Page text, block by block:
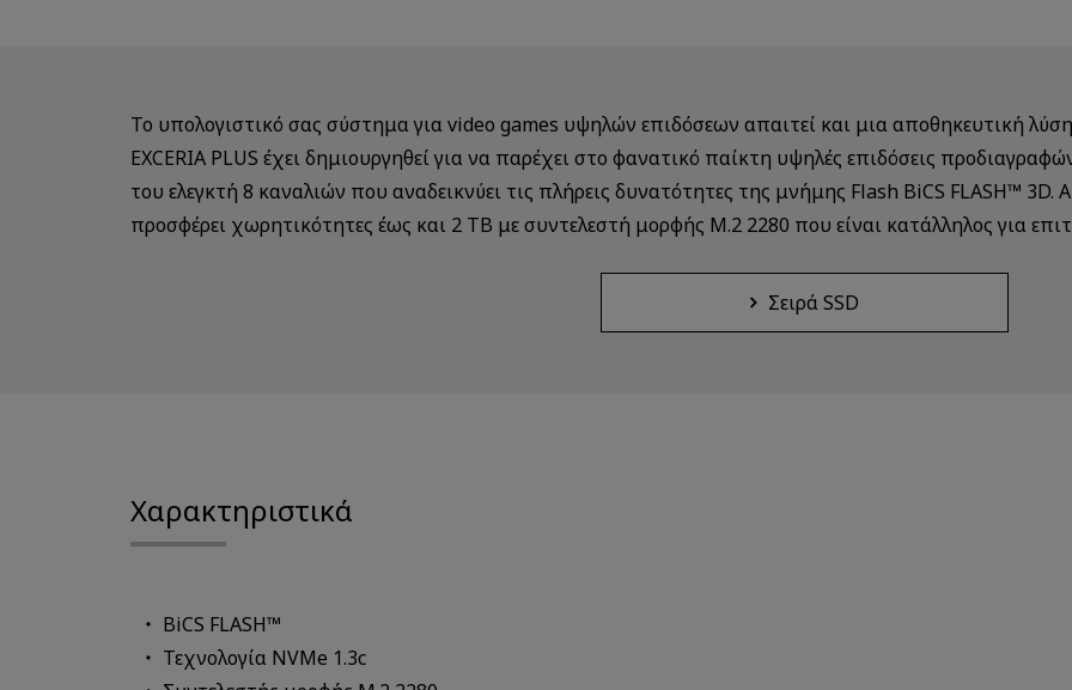
Το υπολογιστικό σας σύστημα για video games υψηλών επιδόσεων απαιτεί και μια αποθηκευτική
EXCERIA PLUS έχει δημιουργηθεί για να παρέχει στο φανατικό παίκτη υψηλές επιδόσεις
του ελεγκτή 8 καναλιών που αναδεικνύει τις πλήρεις δυνατότητες της μνήμης Flash BiCS FLASH™
προσφέρει χωρητικότητες έως και 2 ΤΒ με συντελεστή μορφής M.2 2280 που είναι κατάλληλος για
Σειρά SSD
Χαρακτηριστικά
BiCS FLASH™
Τεχνολογία NVMe 1.3c